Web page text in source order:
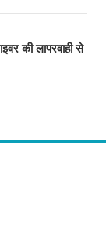
की लापरवाही से